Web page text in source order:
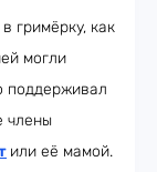
гримёрку, как
могли
поддерживал
члены
или её мамой.